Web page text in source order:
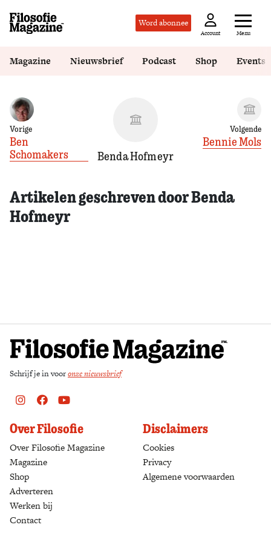
Word abonnee
Account Menu
Magazine Nieuwsbrief Podcast Shop Events
Vorige
Ben
Schomakers
Benda Hofmeyr
Volgende
Bennie Mols
Artikelen geschreven door Benda
Hofmeyr
Schrijf je in vooronze nieuwsbrief
Instagram
FacebookYoutube
Over Filosofie
Over Filosofie Magazine
Magazine
Shop
Adverteren
Werken bij
Contact
Disclaimers
Cookies
Privacy
Algemene voorwaarden